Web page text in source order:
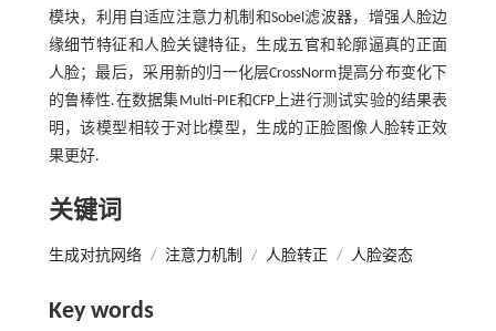
模块，利用自适应注意力机制和Sobel滤波器，增强人脸边
缘细节特征和人脸关键特征，生成五官和轮廓逼真的正面
人脸；最后，采用新的归一化层CrossNorm提高分布变化下
的鲁棒性.在数据集Multi-PIE和CFP上进行测试实验的结果表
明，该模型相较于对比模型，生成的正脸图像人脸转正效
果更好.
关键词
生成对抗网络 / 注意力机制 / 人脸转正 / 人脸姿态
Key words